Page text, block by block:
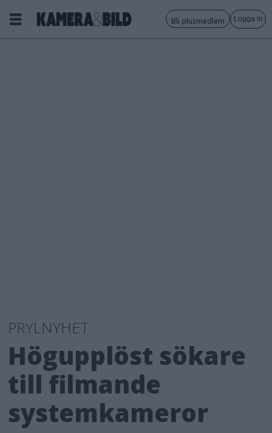
Bli plusmedlem Logga in
PRYLNYHET
Högupplöst sökare
till filmande
systemkameror